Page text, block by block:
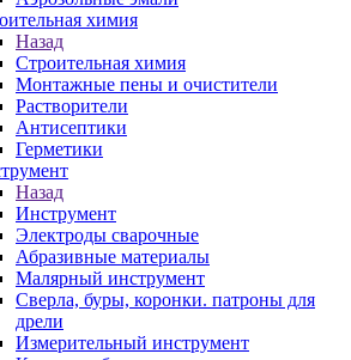
химия
Назад
Строительная химия
Монтажные пены и очистители
Растворители
Антисептики
Герметики
Назад
Инструмент
Электроды сварочные
Абразивные материалы
Малярный инструмент
Сверла, буры, коронки. патроны для
дрели
Измерительный инструмент